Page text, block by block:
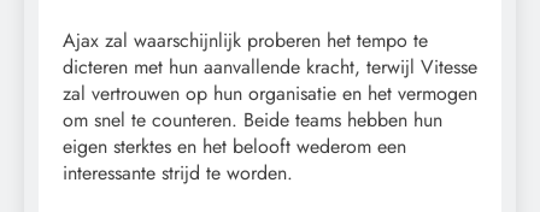
Ajax zal waarschijnlijk proberen het tempo te
dicteren met hun aanvallende kracht, terwijl Vitesse
zal vertrouwen op hun organisatie en het vermogen
om snel te counteren. Beide teams hebben hun
eigen sterktes en het belooft wederom een
interessante strijd te worden.